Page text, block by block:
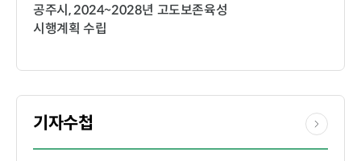
공주시, 2024~2028년 고도보존육성
시행계획 수립
기자수첩